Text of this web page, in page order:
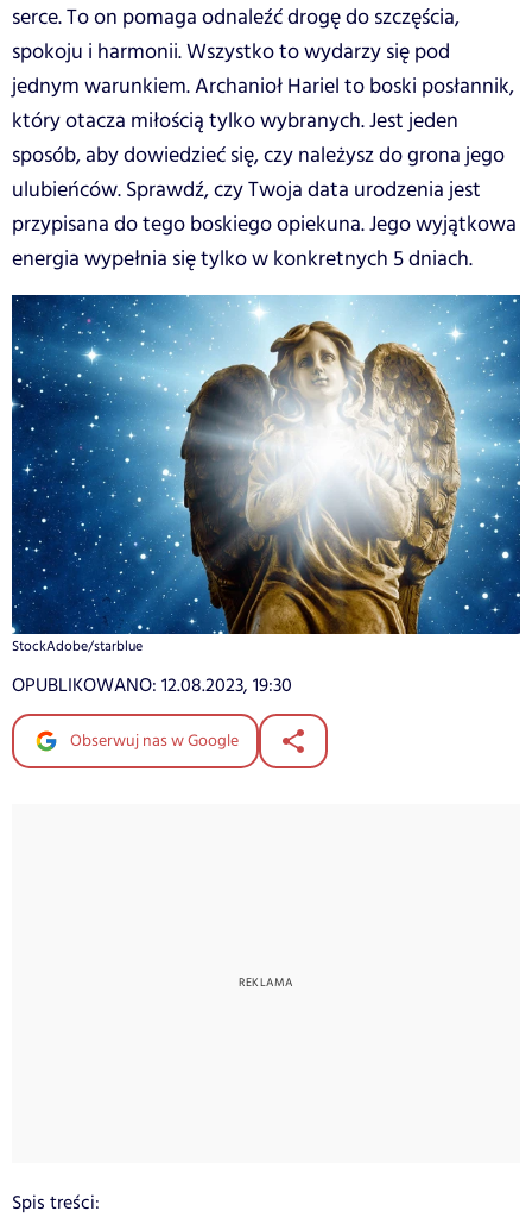
serce. To on pomaga odnaleźć drogę do szczęścia,
spokoju i harmonii. Wszystko to wydarzy się pod
jednym warunkiem. Archanioł Hariel to boski posłannik,
który otacza miłością tylko wybranych. Jest jeden
sposób, aby dowiedzieć się, czy należysz do grona jego
ulubieńców. Sprawdź, czy Twoja data urodzenia jest
przypisana do tego boskiego opiekuna. Jego wyjątkowa
energia wypełnia się tylko w konkretnych 5 dniach.
StockAdobe/starblue
OPUBLIKOWANO: 12.08.2023, 19:30
Obserwuj nas w Google
Spis treści: